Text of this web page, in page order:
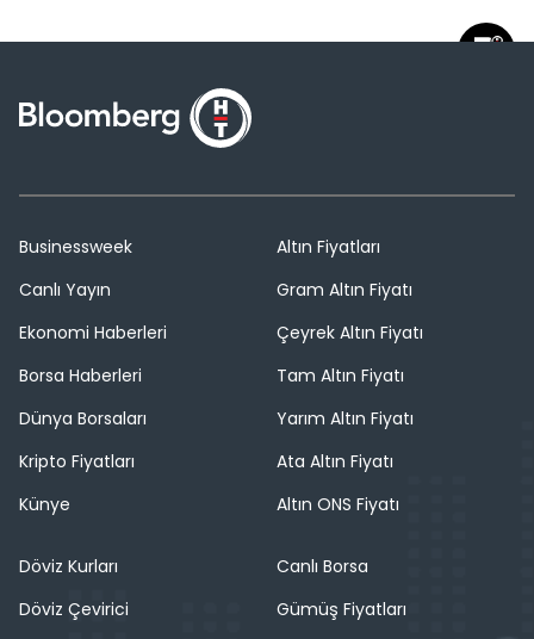
Businessweek
Canlı Yayın
Ekonomi Haberleri
Borsa Haberleri
Dünya Borsaları
Kripto Fiyatları
Künye
Altın Fiyatları
Gram Altın Fiyatı
Çeyrek Altın Fiyatı
Tam Altın Fiyatı
Yarım Altın Fiyatı
Ata Altın Fiyatı
Altın ONS Fiyatı
Döviz Kurları
Döviz Çevirici
Canlı Borsa
Gümüş Fiyatları